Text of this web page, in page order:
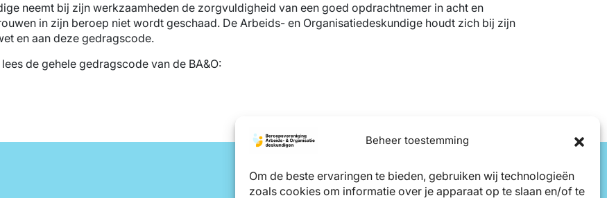
Beheer toestemming
Om de beste ervaringen te bieden, gebruiken wij technologieën
zoals cookies om informatie over je apparaat op te slaan en/of te
neemt bij zijn werkzaamheden de zorgvuldigheid van een goed opdrachtnemer in acht en
in zijn beroep niet wordt geschaad. De Arbeids- en Organisatiedeskundige houdt zich bij zijn
en aan deze gedragscode.
de gehele gedragscode van de BA&O: